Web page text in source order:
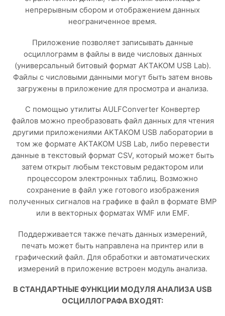
непрерывным сбором и отображением данных
неограниченное время.
Приложение позволяет записывать данные
осциллограмм в файлы в виде числовых данных
(универсальный битовый формат AKTAKOM USB Lab).
Файлы с числовыми данными могут быть затем вновь
загружены в приложение для просмотра и анализа.
С помощью утилиты AULFConverter Конвертер
файлов можно преобразовать файл данных для чтения
другими приложениями AKTAKOM USB лаборатории в
том же формате AKTAKOM USB Lab, либо перевести
данные в текстовый формат CSV, который может быть
затем открыт любым текстовым редактором или
процессором электронных таблиц. Возможно
сохранение в файл уже готового изображения
полученных сигналов на графике в файл в формате BMP
или в векторных форматах WMF или EMF.
Поддерживается также печать данных измерений,
печать может быть направлена на принтер или в
графический файл. Для обработки и автоматических
измерений в приложение встроен модуль анализа.
В СТАНДАРТНЫЕ ФУНКЦИИ МОДУЛЯ АНАЛИЗА USB
ОСЦИЛЛОГРАФА ВХОДЯТ: